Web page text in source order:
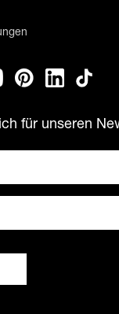
für unseren